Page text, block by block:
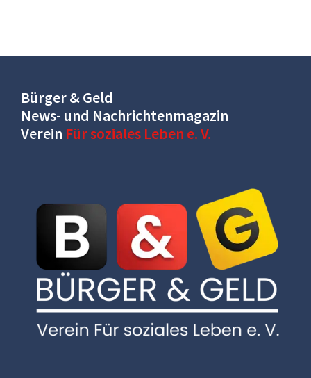
Bürger & Geld
News- und Nachrichtenmagazin
Verein Für soziales Leben e. V.